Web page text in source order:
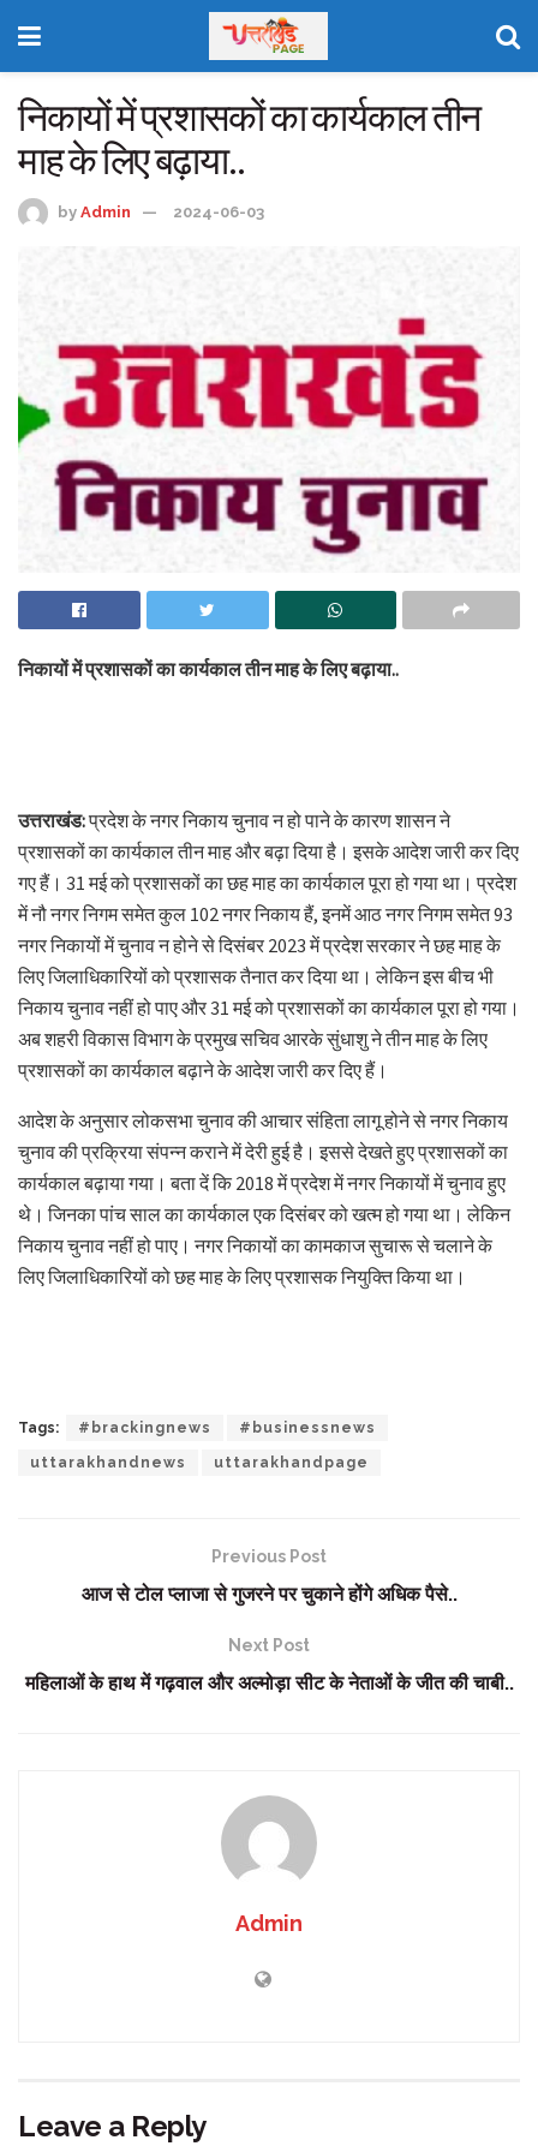
निकायों में प्रशासकों का कार्यकाल तीन
माह के लिए बढ़ाया..
by Admin 2024-06-03
निकायों में प्रशासकों का कार्यकाल तीन माह के लिए बढ़ाया..
उत्तराखंड:प्रदेश के नगर निकाय चुनाव न हो पाने के कारण शासन ने
प्रशासकों का कार्यकाल तीन माह और बढ़ा दिया है। इसके आदेश जारी कर दिए
गए हैं। 31 मई को प्रशासकों का छह माह का कार्यकाल पूरा हो गया था। प्रदेश
में नौ नगर निगम समेत कुल 102 नगर निकाय हैं, इनमें आठ नगर निगम समेत 93
नगर निकायों में चुनाव न होने से दिसंबर 2023 में प्रदेश सरकार ने छह माह के
लिए जिलाधिकारियों को प्रशासक तैनात कर दिया था। लेकिन इस बीच भी
निकाय चुनाव नहीं हो पाए और 31 मई को प्रशासकों का कार्यकाल पूरा हो गया।
अब शहरी विकास विभाग के प्रमुख सचिव आरके सुंधाशु ने तीन माह के लिए
प्रशासकों का कार्यकाल बढ़ाने के आदेश जारी कर दिए हैं।
आदेश के अनुसार लोकसभा चुनाव की आचार संहिता लागू होने से नगर निकाय
चुनाव की प्रक्रिया संपन्न कराने में देरी हुई है। इससे देखते हुए प्रशासकों का
कार्यकाल बढ़ाया गया। बता दें कि 2018 में प्रदेश में नगर निकायों में चुनाव हुए
थे। जिनका पांच साल का कार्यकाल एक दिसंबर को खत्म हो गया था। लेकिन
निकाय चुनाव नहीं हो पाए। नगर निकायों का कामकाज सुचारू से चलाने के
लिए जिलाधिकारियों को छह माह के लिए प्रशासक नियुक्ति किया था।
Tags: #brackingnews #businessnews
uttarakhandnews uttarakhandpage
Previous Post
आज से टोल प्लाजा से गुजरने पर चुकाने होंगे अधिक पैसे..
Next Post
महिलाओं के हाथ में गढ़वाल और अल्मोड़ा सीट के नेताओं के जीत की चाबी..
Admin
Leave a Reply